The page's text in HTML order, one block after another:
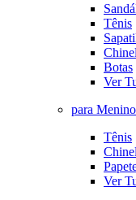
Tênis
Botas
Ver
para
Tênis
Ver